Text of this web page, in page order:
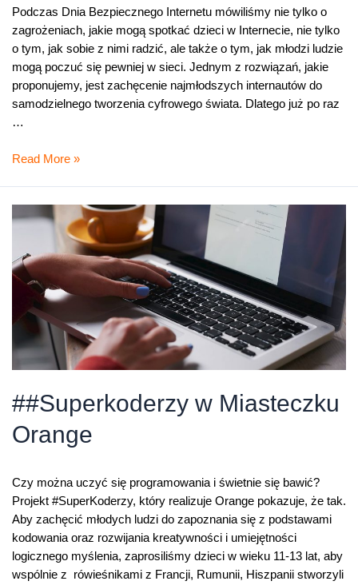
Podczas Dnia Bezpiecznego Internetu mówiliśmy nie tylko o
zagrożeniach, jakie mogą spotkać dzieci w Internecie, nie tylko
o tym, jak sobie z nimi radzić, ale także o tym, jak młodzi ludzie
mogą poczuć się pewniej w sieci. Jednym z rozwiązań, jakie
proponujemy, jest zachęcenie najmłodszych internautów do
samodzielnego tworzenia cyfrowego świata. Dlatego już po raz
…
Dzieci
Read More »
##Superkoderzy w Miasteczku
Orange
Czy można uczyć się programowania i świetnie się bawić?
Projekt #SuperKoderzy, który realizuje Orange pokazuje, że tak.
Aby zachęcić młodych ludzi do zapoznania się z podstawami
kodowania oraz rozwijania kreatywności i umiejętności
logicznego myślenia, zaprosiliśmy dzieci w wieku 11-13 lat, aby
wspólnie z rówieśnikami z Francji, Rumunii, Hiszpanii stworzyli